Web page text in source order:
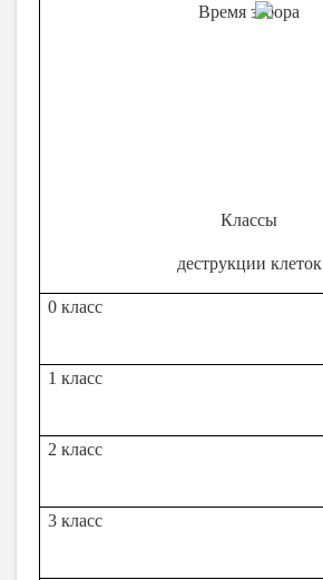
Время забора
Классы
деструкции клеток
0 класс
1 класс
2 класс
3 класс